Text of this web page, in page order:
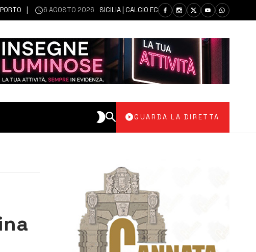
6 AGOSTO 2026 SICILIA | CALCIO ECCELLENZA, COPPA ITALIA: IL 30
GUARDA LA DIRETTA